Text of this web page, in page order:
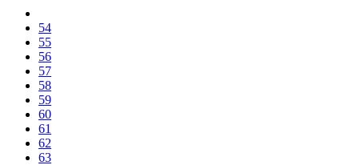
54
55
56
57
58
59
60
61
62
63